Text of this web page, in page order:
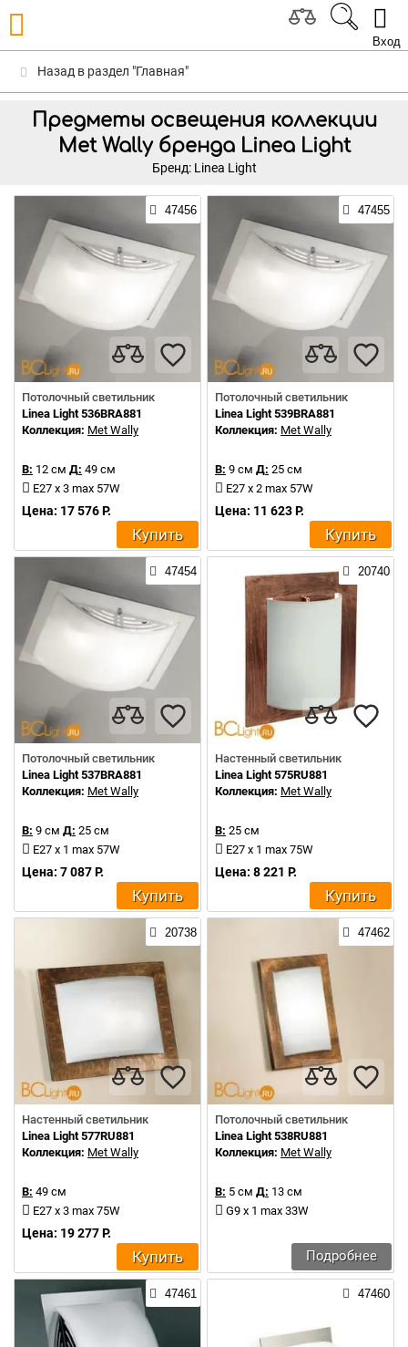
Вход
Назад в раздел "Главная"
Предметы освещения коллекции
Met Wally бренда Linea Light
Бренд: Linea Light
47456
Потолочный светильник
Linea Light 536BRA881
Коллекция: Met Wally
В: 12 см Д: 49 см
E27 x 3 max 57W
Цена: 17 576 Р.
Купить
47455
Потолочный светильник
Linea Light 539BRA881
Коллекция: Met Wally
В: 9 см Д: 25 см
E27 x 2 max 57W
Цена: 11 623 Р.
Купить
47454
Потолочный светильник
Linea Light 537BRA881
Коллекция: Met Wally
В: 9 см Д: 25 см
E27 x 1 max 57W
Цена: 7 087 Р.
Купить
20740
Настенный светильник
Linea Light 575RU881
Коллекция: Met Wally
В: 25 см
E27 х 1 max 75W
Цена: 8 221 Р.
Купить
20738
Настенный светильник
Linea Light 577RU881
Коллекция: Met Wally
В: 49 см
E27 х 3 max 75W
Цена: 19 277 Р.
Купить
47462
Потолочный светильник
Linea Light 538RU881
Коллекция: Met Wally
В: 5 см Д: 13 см
G9 x 1 max 33W
Подробнее
47461 47460